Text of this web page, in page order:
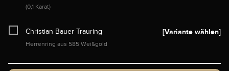
(0,1 Karat)
Christian Bauer Trauring
Herrenring aus 585 Weißgold
[Variante wählen]